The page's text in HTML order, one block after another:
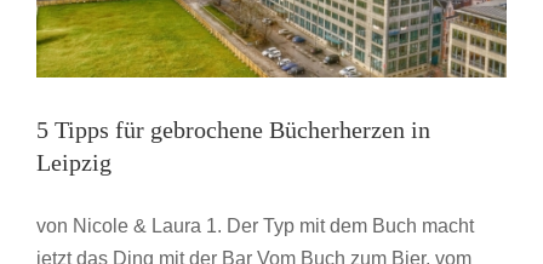
5 Tipps für gebrochene Bücherherzen in
Leipzig
von Nicole & Laura 1. Der Typ mit dem Buch macht
jetzt das Ding mit der Bar Vom Buch zum Bier, vom